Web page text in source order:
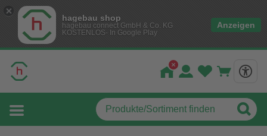
hagebau shop
hagebau connect GmbH & Co. KG
KOSTENLOS- In Google Play
Anzeigen